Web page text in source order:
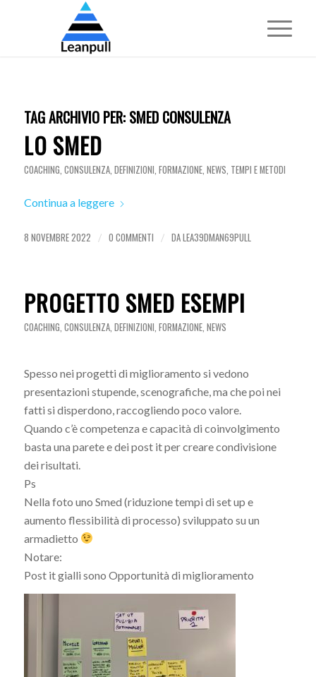
TAG ARCHIVIO PER: SMED CONSULENZA
LO SMED
COACHING, CONSULENZA, DEFINIZIONI, FORMAZIONE, NEWS, TEMPI E METODI
Continua a leggere
8 NOVEMBRE 2022 / 0 COMMENTI / DALEA39DMAN69PULL
PROGETTO SMED ESEMPI
COACHING, CONSULENZA, DEFINIZIONI, FORMAZIONE, NEWS
Spesso nei progetti di miglioramento si vedono
presentazioni stupende, scenografiche, ma che poi nei
fatti si disperdono, raccogliendo poco valore.
Quando c’è competenza e capacità di coinvolgimento
basta una parete e dei post it per creare condivisione
dei risultati.
Ps
Nella foto uno Smed (riduzione tempi di set up e
aumento flessibilità di processo) sviluppato su un
armadietto
Notare:
Post it gialli sono Opportunità di miglioramento